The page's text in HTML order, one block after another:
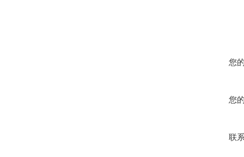
您
您
联